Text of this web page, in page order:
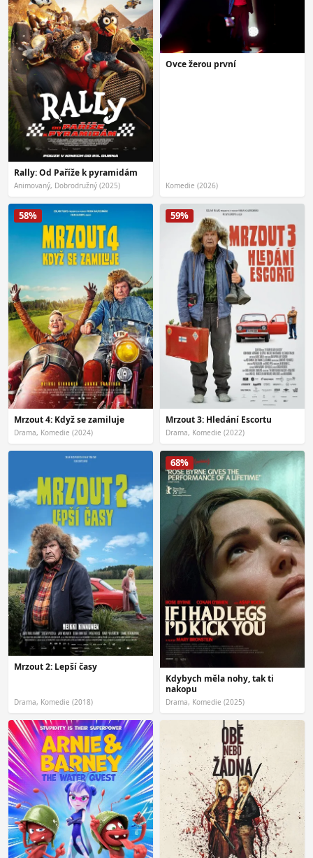
Rally: Od Paříže k pyramidám
Animovaný, Dobrodružný (2025)
Ovce žerou první
Komedie (2026)
58%
Mrzout 4: Když se zamiluje
Drama, Komedie (2024)
59%
Mrzout 3: Hledání Escortu
Drama, Komedie (2022)
Mrzout 2: Lepší časy
Drama, Komedie (2018)
68%
Kdybych měla nohy, tak ti
nakopu
Drama, Komedie (2025)